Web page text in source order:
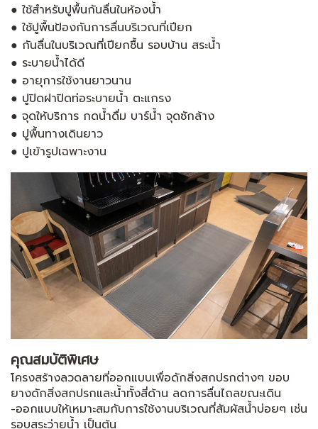
● ใช้สำหรับปูพื้นกันลื่นในห้องน้ำ
● ใช้ปูพื้นป้องกันการลื่นบริเวณที่เปียก
● กันลื่นในบริเวณที่เปียกชื้น รอบบ้าน สระน้ำ
● ระบายน้ำได้ดี
● อายุการใช้งานยาวนาน
● ปูปิดฝาปิดท่อระบายน้ำ ตะแกรง
● จุดให้บริการ กดน้ำดื่ม บาร์น้ำ จุดซักล้าง
● ปูพื้นทางเดินยาว
● ปูเข้ารูปเฉพาะงาน
คุณสมบัติพิเศษ
โครงสร้างลวดลายที่ออกแบบเพื่อดักสิ่งสกปรกต่างๆ ขอบ
ยางดักสิ่งสกปรกและน้ำทั้งสี่ด้าน ลดการลื่นไถลขณะเดิน
-ออกแบบให้เหมาะสมกับการใช้งานบริเวณที่สัมผัสน้ำบ่อยๆ เช่น
รอบสระว่ายน้ำ เป็นต้น